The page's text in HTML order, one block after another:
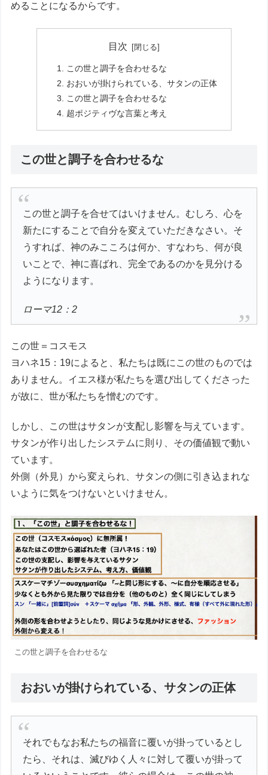
めることになるからです。
目次
この世と調子を合わせるな
おおいが掛けられている、サタンの正体
この世と調子を合わせるな
超ポジティヴな言葉と考え
この世と調子を合わせるな
この世と調子を合せてはいけません。むしろ、心を
新たにすることで自分を変えていただきなさい。そ
うすれば、神のみこころは何か、すなわち、何が良
いことで、神に喜ばれ、完全であるのかを見分ける
ようになります。
ローマ12：2
この世＝コスモス
ヨハネ15：19によると、私たちは既にこの世のものでは
ありません。イエス様が私たちを選び出してくださった
が故に、世が私たちを憎むのです。
しかし、この世はサタンが支配し影響を与えています。
サタンが作り出したシステムに則り、その価値観で動い
ています。
外側（外見）から変えられ、サタンの側に引き込まれな
いように気をつけないといけません。
この世と調子を合わせるな
おおいが掛けられている、サタンの正体
それでもなお私たちの福音に覆いが掛っているとし
たら、それは、滅びゆく人々に対して覆いが掛って